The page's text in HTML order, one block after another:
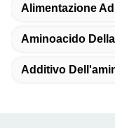
Alimentazione
Aminoacido
Additivo